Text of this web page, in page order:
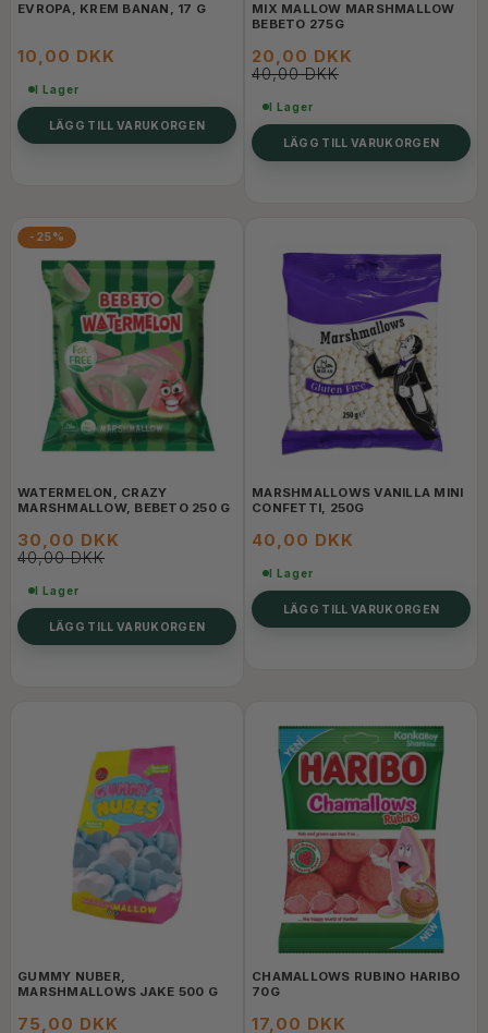
EVROPA, KREM BANAN, 17 G
10,00 DKK
I Lager
LÄGG TILL VARUKORGEN
MIX MALLOW MARSHMALLOW
BEBETO 275G
20,00 DKK
40,00 DKK
I Lager
LÄGG TILL VARUKORGEN
-25%
WATERMELON, CRAZY
MARSHMALLOW, BEBETO 250 G
30,00 DKK
40,00 DKK
I Lager
LÄGG TILL VARUKORGEN
MARSHMALLOWS VANILLA MINI
CONFETTI, 250G
40,00 DKK
I Lager
LÄGG TILL VARUKORGEN
GUMMY NUBER,
MARSHMALLOWS JAKE 500 G
75,00 DKK
CHAMALLOWS RUBINO HARIBO
70G
17,00 DKK